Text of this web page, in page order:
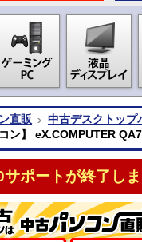
直販 中古デスクトップ
コン】 eX.COMPUTER
ポートが終了し